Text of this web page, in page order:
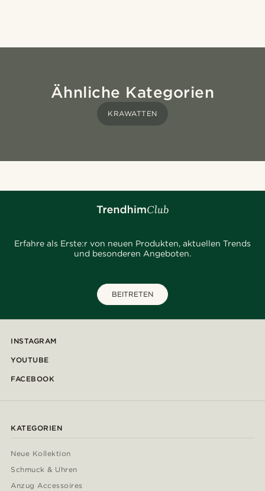
Ähnliche Kategorien
KRAWATTEN
Erfahre als Erste:r von neuen Produkten, aktuellen Trends
und besonderen Angeboten.
BEITRETEN
INSTAGRAM
YOUTUBE
FACEBOOK
KATEGORIEN
Neue Kollektion
Schmuck & Uhren
Anzug Accessoires